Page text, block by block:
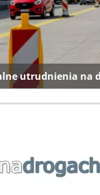
utrudnienia na